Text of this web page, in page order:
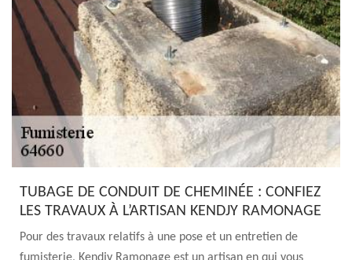
TUBAGE DE CONDUIT DE CHEMINÉE : CONFIEZ
LES TRAVAUX À L’ARTISAN KENDJY RAMONAGE
Pour des travaux relatifs à une pose et un entretien de